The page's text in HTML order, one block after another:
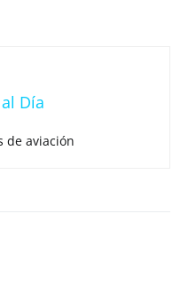
Día
de aviación